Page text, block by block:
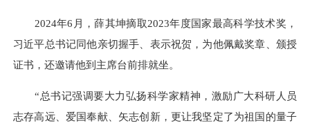
2024年6月，薛其坤摘取2023年度国家最高科学技术奖，
习近平总书记同他亲切握手、表示祝贺，为他佩戴奖章、颁授
证书，还邀请他到主席台前排就坐。
“总书记强调要大力弘扬科学家精神，激励广大科研人员
志存高远、爱国奉献、矢志创新，更让我坚定了为祖国的量子